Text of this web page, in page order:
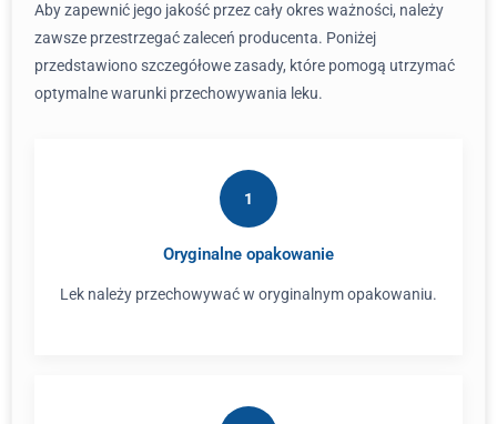
Aby zapewnić jego jakość przez cały okres ważności, należy
zawsze przestrzegać zaleceń producenta. Poniżej
przedstawiono szczegółowe zasady, które pomogą utrzymać
optymalne warunki przechowywania leku.
1
Oryginalne opakowanie
Lek należy przechowywać w oryginalnym opakowaniu.